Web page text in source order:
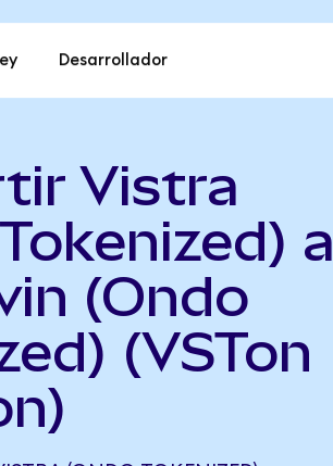
Desarrollador
Vistra
a
(Ondo
(VSTon